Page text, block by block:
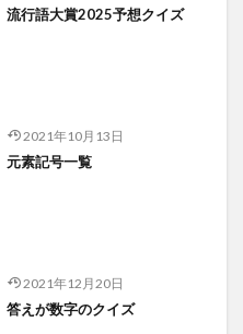
流行語大賞2025予想クイズ
2021年10月13日
元素記号一覧
2021年12月20日
答えが数字のクイズ